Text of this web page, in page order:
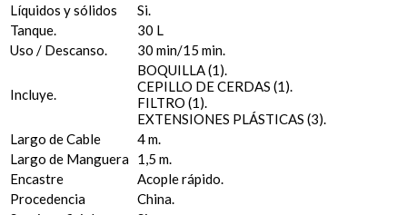
Líquidos y sólidos
Si.
Tanque.
30 L
Uso / Descanso.
30 min/15 min.
Incluye.
BOQUILLA (1).
CEPILLO DE CERDAS (1).
FILTRO (1).
EXTENSIONES PLÁSTICAS (3).
Largo de Cable
4 m.
Largo de Manguera 1,5 m.
Encastre
Acople rápido.
Procedencia
China.